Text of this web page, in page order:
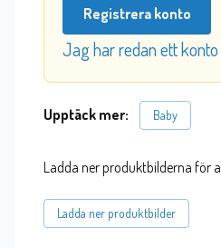
Registrera konto
Jag har redan ett konto
Upptäck mer: Baby
Ladda ner produktbilderna för
Ladda ner produktbilder